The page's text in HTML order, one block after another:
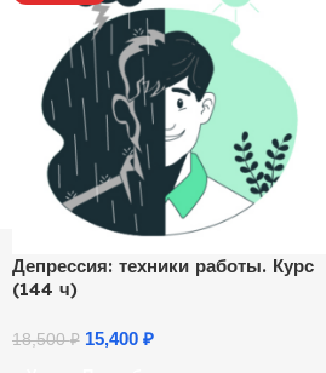
Депрессия: техники работы. Курс
(144 ч)
18,500₽ 15,400 ₽